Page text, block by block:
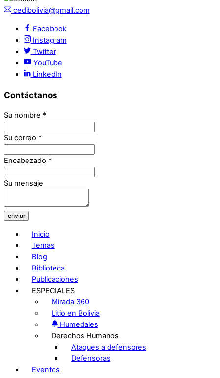
cedibolivia@gmail.com
Facebook
Instagram
Twitter
YouTube
LinkedIn
Contáctanos
Su nombre *
Su correo *
Encabezado *
Su mensaje
enviar
Inicio
Temas
Blog
Biblioteca
Publicaciones
ESPECIALES
Mirada 360
Litio en Bolivia
Humedales
Derechos Humanos
Ataques a defensores
Defensoras
Eventos